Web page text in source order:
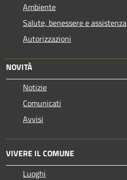
Ambiente
Salute, benessere e assistenza
Autorizzazioni
NOVITÀ
Notizie
Comunicati
Avvisi
VIVERE IL COMUNE
Luoghi